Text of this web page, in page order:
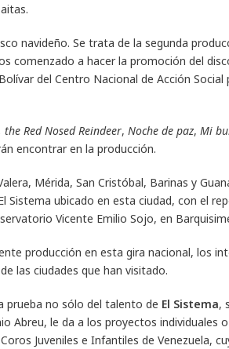
navideño. Se trata de la segunda
comenzado a hacer la promoción del
del Centro Nacional de Acción Social
the Red Nosed Reindeer, Noche de paz, Mi
encontrar en la producción.
Mérida, San Cristóbal, Barinas y
Sistema ubicado en esta ciudad, con el
Vicente Emilio Sojo, en
producción en esta gira nacional, los
las ciudades que han visitado.
prueba no sólo del talento de El Sistema,
Abreu, le da a los proyectos individuales
Juveniles e Infantiles de Venezuela,